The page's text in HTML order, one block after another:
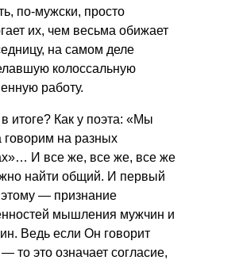
по-мужски, просто
их, чем весьма обижает
на самом деле
колоссальную
работу.
итоге? Как у поэта: «Мы
говорим на разных
И все же, все же, все же
найти общий. И первый
этому — признание
мышления мужчин и
Ведь если Он говорит
то это означает согласие,